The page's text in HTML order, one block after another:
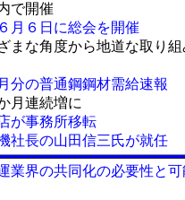
で開催
月６日に総会を開催
まな角度から地道な取り
分の普通鋼鋼材需給速報
月連続増に
が事務所移転
社長の山田信三氏が就任
業界の共同化の必要性と可